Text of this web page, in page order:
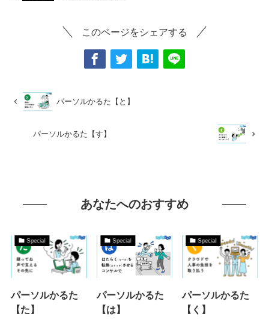
このページをシェアする
パーソルかるた【と】
パーソルかるた【す】
あなたへのおすすめ
Special
パーソルかるた
【た】
Special
パーソルかるた
【は】
Special
パーソルかるた
【く】